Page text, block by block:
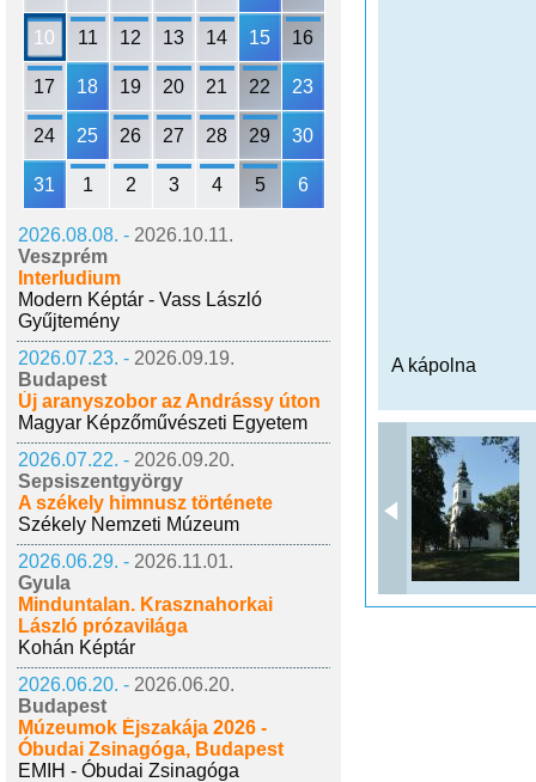
10 11 12 13 14 15 16
17 18 19 20 21 22 23
24 25 26 27 28 29 30
31 1 2 3 4 5 6
2026.08.08. - 2026.10.11.
Veszprém
Interludium
Modern Képtár - Vass László
Gyűjtemény
2026.07.23. - 2026.09.19.
Budapest
Új aranyszobor az Andrássy úton
Magyar Képzőművészeti Egyetem
2026.07.22. - 2026.09.20.
Sepsiszentgyörgy
A székely himnusz története
Székely Nemzeti Múzeum
2026.06.29. - 2026.11.01.
Gyula
Minduntalan. Krasznahorkai
László prózavilága
Kohán Képtár
2026.06.20. - 2026.06.20.
Budapest
Múzeumok Éjszakája 2026 -
Óbudai Zsinagóga, Budapest
EMIH - Óbudai Zsinagóga
A kápolna